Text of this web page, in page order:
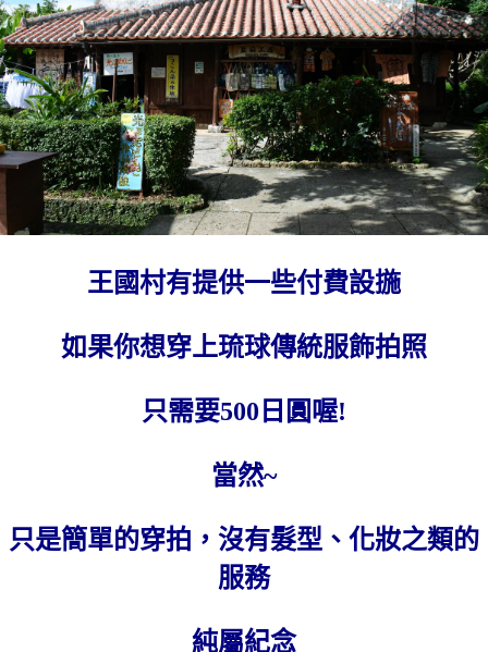
王國村有提供一些付費設揓
如果你想穿上琉球傳統服飾拍照
只需要500日圓喔!
當然~
只是簡單的穿拍，沒有髮型、化妝之類的
服務
純屬紀念